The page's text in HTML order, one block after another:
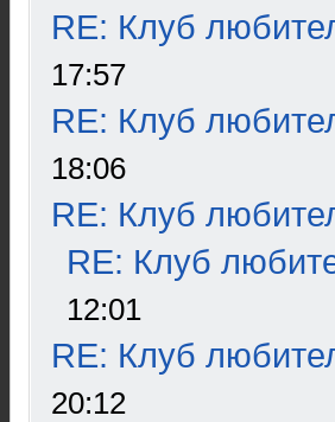
RE: Клуб
17:57
RE: Клуб
18:06
RE: Клуб
RE: Клуб
12:01
RE: Клуб
20:12